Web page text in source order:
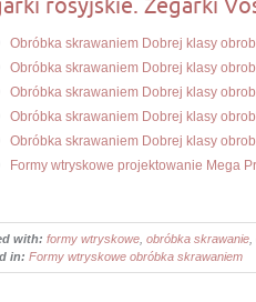
Obróbka skrawaniem Dobrej klasy
Obróbka skrawaniem Dobrej klasy
Obróbka skrawaniem Dobrej klasy
Obróbka skrawaniem Dobrej klasy
Obróbka skrawaniem Dobrej klasy
Formy wtryskowe projektowanie Mega
with: formy wtryskowe obróbka skrawanie
in: Formy wtryskowe obróbka skrawaniem